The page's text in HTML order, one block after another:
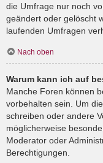
die Umfrage nur noch
geändert oder gelöscht
laufenden Umfragen
Nach oben
Warum kann ich auf
Manche Foren können
vorbehalten sein. Um
schreiben oder andere
möglicherweise
Moderator oder
Berechtigungen.